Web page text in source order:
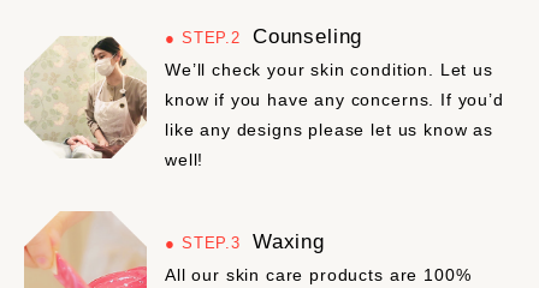
STEP.2 Counseling
We’ll check your skin condition. Let us
know if you have any concerns. If you’d
like any designs please let us know as
well!
STEP.3 Waxing
All our skin care products are 100%